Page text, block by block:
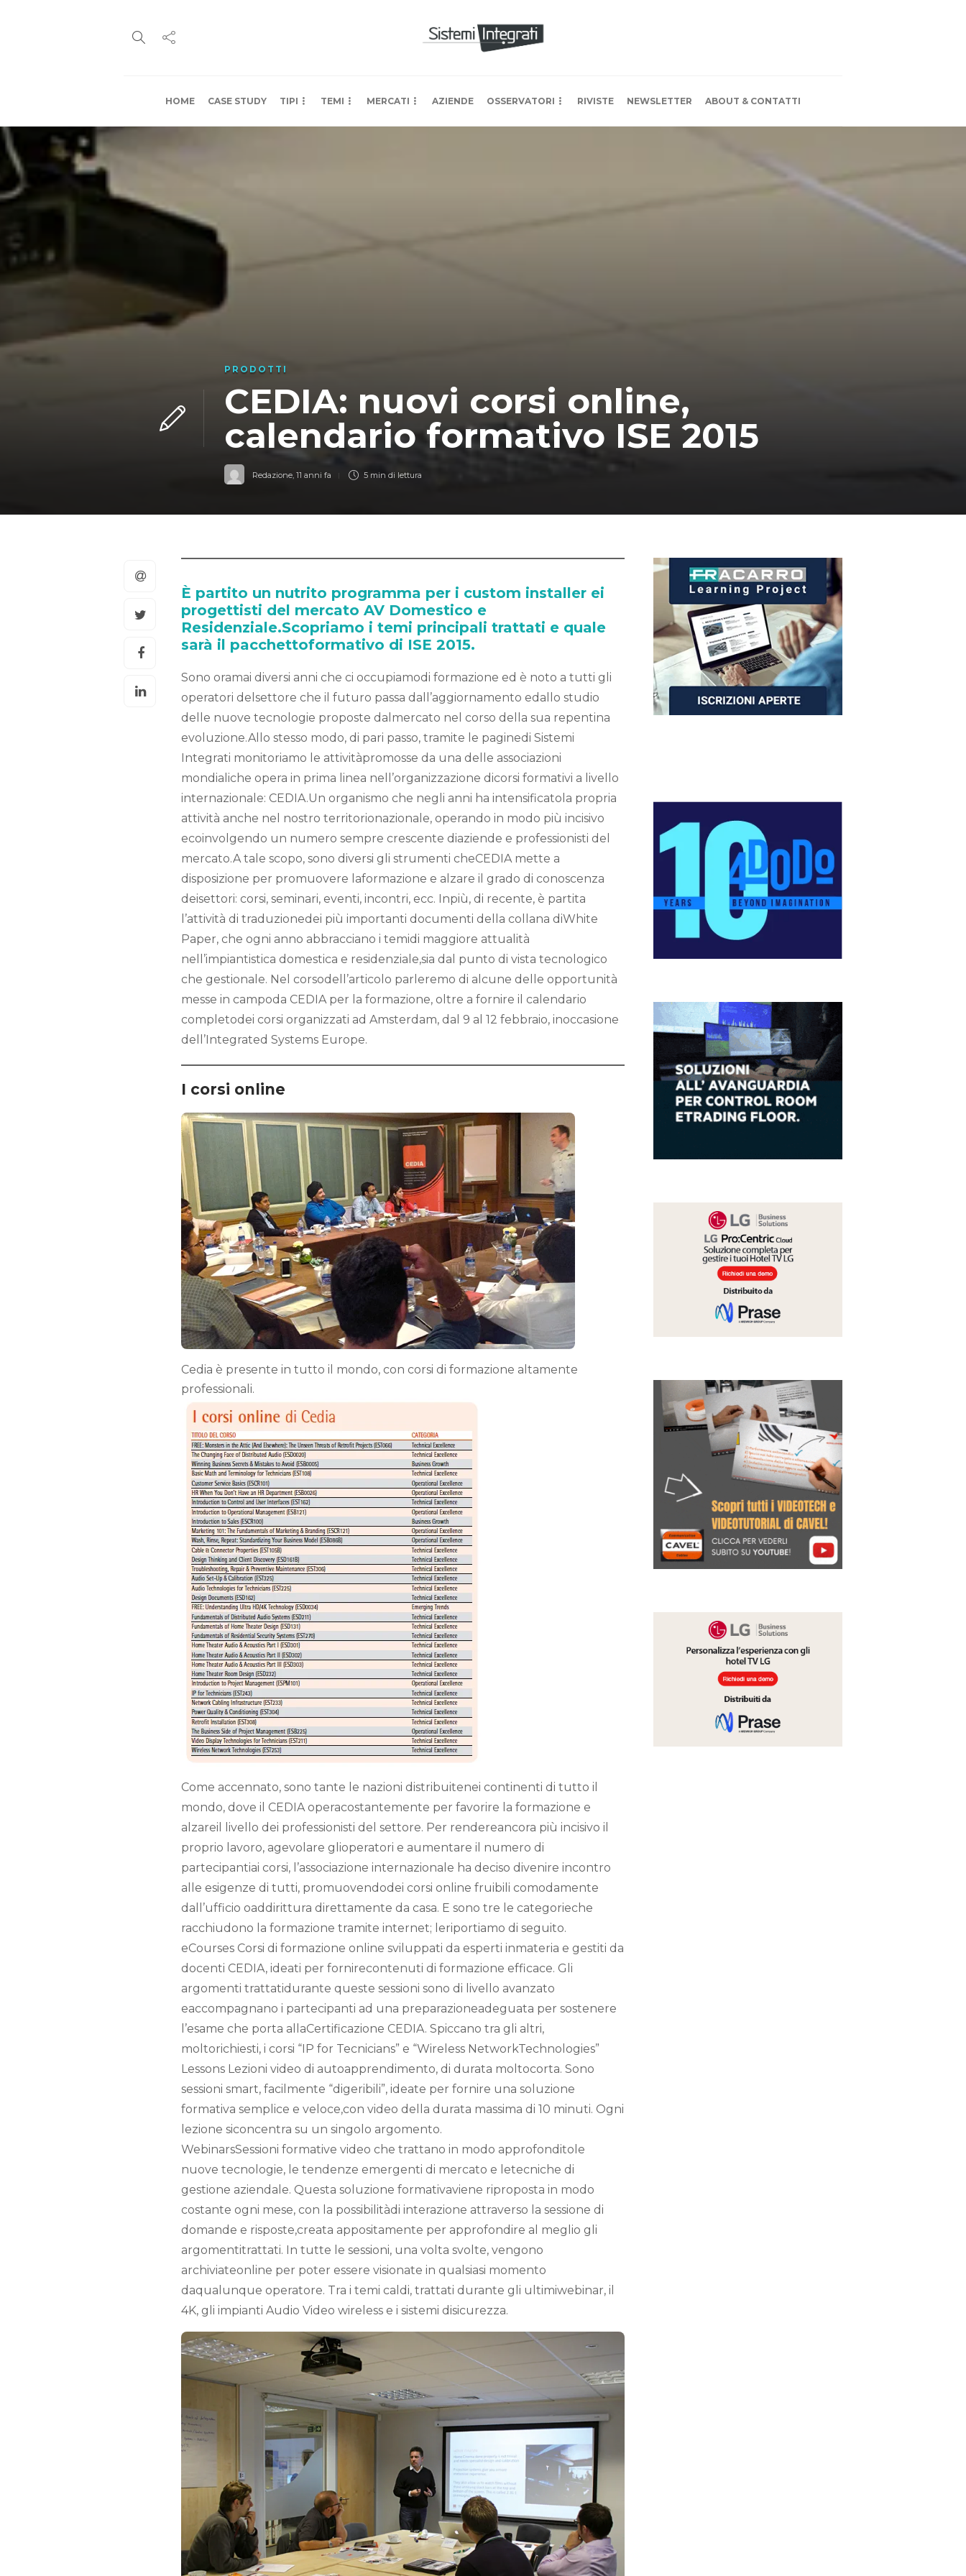
HOME CASE STUDY TIPI TEMI MERCATI AZIENDE OSSERVATORI RIVISTE NEWSLETTER ABOUT & CONTATTI
PRODOTTI
CEDIA: nuovi corsi online,
calendario formativo ISE 2015
Redazione, 11 anni fa 5 min di lettura
È partito un nutrito programma per i custom installer ei
progettisti del mercato AV Domestico e
Residenziale.Scopriamo i temi principali trattati e quale
sarà il pacchettoformativo di ISE 2015.
Sono oramai diversi anni che ci occupiamodi formazione ed è noto a tutti gli
operatori delsettore che il futuro passa dall’aggiornamento edallo studio
delle nuove tecnologie proposte dalmercato nel corso della sua repentina
evoluzione.Allo stesso modo, di pari passo, tramite le paginedi Sistemi
Integrati monitoriamo le attivitàpromosse da una delle associazioni
mondialiche opera in prima linea nell’organizzazione dicorsi formativi a livello
internazionale: CEDIA.Un organismo che negli anni ha intensificatola propria
attività anche nel nostro territorionazionale, operando in modo più incisivo
ecoinvolgendo un numero sempre crescente diaziende e professionisti del
mercato.A tale scopo, sono diversi gli strumenti cheCEDIA mette a
disposizione per promuovere laformazione e alzare il grado di conoscenza
deisettori: corsi, seminari, eventi, incontri, ecc. Inpiù, di recente, è partita
l’attività di traduzionedei più importanti documenti della collana diWhite
Paper, che ogni anno abbracciano i temidi maggiore attualità
nell’impiantistica domestica e residenziale,sia dal punto di vista tecnologico
che gestionale. Nel corsodell’articolo parleremo di alcune delle opportunità
messe in campoda CEDIA per la formazione, oltre a fornire il calendario
completodei corsi organizzati ad Amsterdam, dal 9 al 12 febbraio, inoccasione
dell’Integrated Systems Europe.
I corsi online
Cedia è presente in tutto il mondo, con corsi di formazione altamente
professionali.
Come accennato, sono tante le nazioni distribuitenei continenti di tutto il
mondo, dove il CEDIA operacostantemente per favorire la formazione e
alzareil livello dei professionisti del settore. Per rendereancora più incisivo il
proprio lavoro, agevolare glioperatori e aumentare il numero di
partecipantiai corsi, l’associazione internazionale ha deciso divenire incontro
alle esigenze di tutti, promuovendodei corsi online fruibili comodamente
dall’ufficio oaddirittura direttamente da casa. E sono tre le categorieche
racchiudono la formazione tramite internet; leriportiamo di seguito.
eCourses Corsi di formazione online sviluppati da esperti inmateria e gestiti da
docenti CEDIA, ideati per fornirecontenuti di formazione efficace. Gli
argomenti trattatidurante queste sessioni sono di livello avanzato
eaccompagnano i partecipanti ad una preparazioneadeguata per sostenere
l’esame che porta allaCertificazione CEDIA. Spiccano tra gli altri,
moltorichiesti, i corsi “IP for Tecnicians” e “Wireless NetworkTechnologies”
Lessons Lezioni video di autoapprendimento, di durata moltocorta. Sono
sessioni smart, facilmente “digeribili”, ideate per fornire una soluzione
formativa semplice e veloce,con video della durata massima di 10 minuti. Ogni
lezione siconcentra su un singolo argomento.
WebinarsSessioni formative video che trattano in modo approfonditole
nuove tecnologie, le tendenze emergenti di mercato e letecniche di
gestione aziendale. Questa soluzione formativaviene riproposta in modo
costante ogni mese, con la possibilitàdi interazione attraverso la sessione di
domande e risposte,creata appositamente per approfondire al meglio gli
argomentitrattati. In tutte le sessioni, una volta svolte, vengono
archiviateonline per poter essere visionate in qualsiasi momento
daqualunque operatore. Tra i temi caldi, trattati durante gli ultimiwebinar, il
4K, gli impianti Audio Video wireless e i sistemi disicurezza.